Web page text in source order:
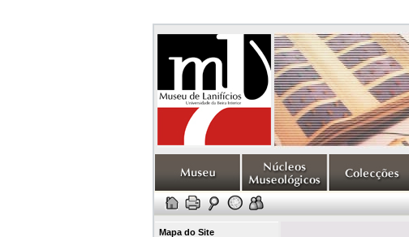
Mapa do Site